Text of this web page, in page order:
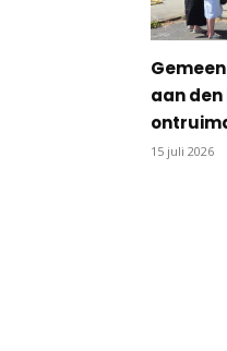
aan
15 juli 2026